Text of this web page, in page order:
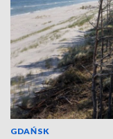
GDAŃSK